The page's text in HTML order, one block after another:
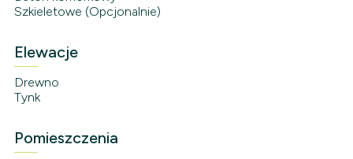
Szkieletowe (Opcjonalnie)
Elewacje
Drewno
Tynk
Pomieszczenia